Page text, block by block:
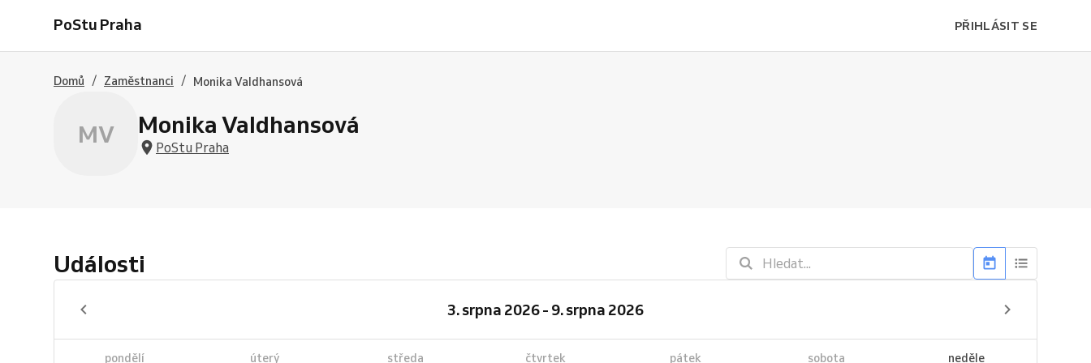
PoStu Praha PŘIHLÁSIT SE
Domů / Zaměstnanci / Monika Valdhansová
MV Monika Valdhansová
PoStu Praha
Události
3. srpna 2026 - 9. srpna 2026
pondělí úterý středa čtvrtek pátek sobota neděle